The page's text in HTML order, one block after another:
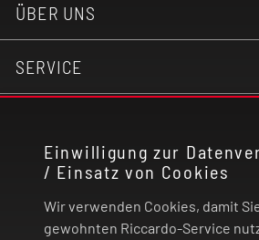
Einwilligung zur
/ Einsatz von Cookies
Wir verwenden Cookies, damit
gewohnten Riccardo-Service
ÜBER UNS
SERVICE
RECHTLICHES
ZAHLUNG UND VERSAND